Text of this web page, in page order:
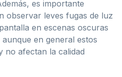
es importante
observar leves fugas de luz
en escenas oscuras
en general estos
no afectan la calidad